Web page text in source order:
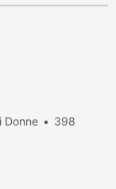
Donne
398